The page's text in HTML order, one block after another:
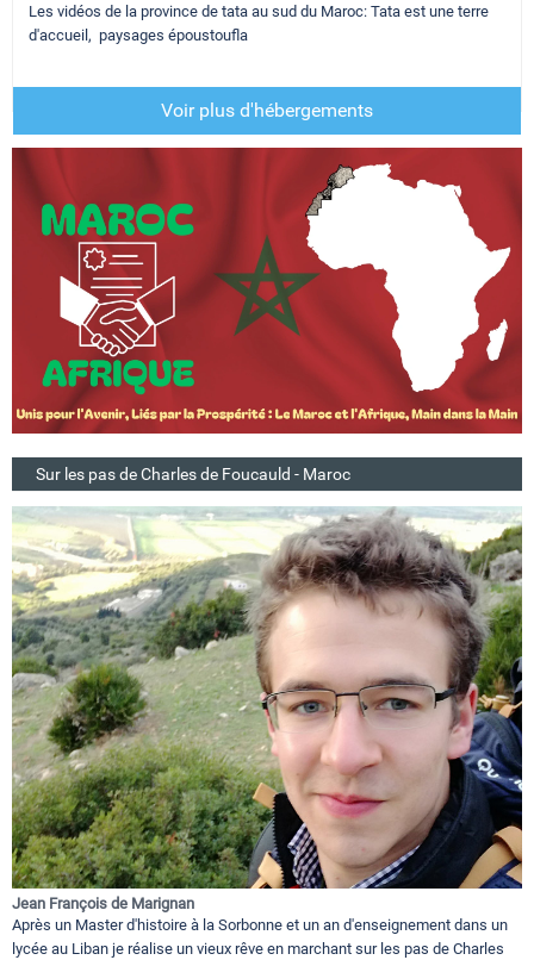
Les vidéos de la province de tata au sud du Maroc: Tata est une terre
d'accueil, paysages époustoufla
Voir plus d'hébergements
Sur les pas de Charles de Foucauld - Maroc
Jean François de Marignan
Après un Master d'histoire à la Sorbonne et un an d'enseignement dans un
lycée au Liban je réalise un vieux rêve en marchant sur les pas de Charles